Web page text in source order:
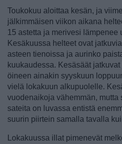
Toukokuu aloittaa kesän, ja
jälkimmäisen viikon aikana
15 astetta ja merivesi lämpenee
Kesäkuussa helteet ovat
asteen tienoissa ja aurinko
kuukaudessa. Kesäsäät
öineen ainakin syyskuun
vielä lokakuun alkupuolelle.
vuodenaikoja vähemmän,
sateita on luvassa entistä
suurin piirtein samalla tavalla
Lokakuussa illat pimenevät